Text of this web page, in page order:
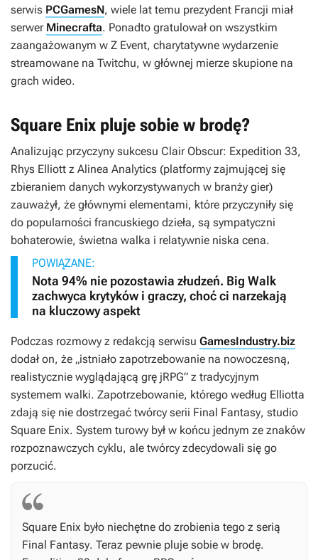
serwis PCGamesN, wiele lat temu prezydent Francji miał
serwer Minecrafta. Ponadto gratulował on wszystkim
zaangażowanym w Z Event, charytatywne wydarzenie
streamowane na Twitchu, w głównej mierze skupione na
grach wideo.
Square Enix pluje sobie w brodę?
Analizując przyczyny sukcesu Clair Obscur: Expedition 33,
Rhys Elliott z Alinea Analytics (platformy zajmującej się
zbieraniem danych wykorzystywanych w branży gier)
zauważył, że głównymi elementami, które przyczyniły się
do popularności francuskiego dzieła, są sympatyczni
bohaterowie, świetna walka i relatywnie niska cena.
POWIĄZANE:
Nota 94% nie pozostawia złudzeń. Big Walk
zachwyca krytyków i graczy, choć ci narzekają
na kluczowy aspekt
Podczas rozmowy z redakcją serwisu GamesIndustry.biz
dodał on, że „istniało zapotrzebowanie na nowoczesną,
realistycznie wyglądającą grę jRPG” z tradycyjnym
systemem walki. Zapotrzebowanie, którego według Elliotta
zdają się nie dostrzegać twórcy serii Final Fantasy, studio
Square Enix. System turowy był w końcu jednym ze znaków
rozpoznawczych cyklu, ale twórcy zdecydowali się go
porzucić.
Square Enix było niechętne do zrobienia tego z serią
Final Fantasy. Teraz pewnie pluje sobie w brodę.